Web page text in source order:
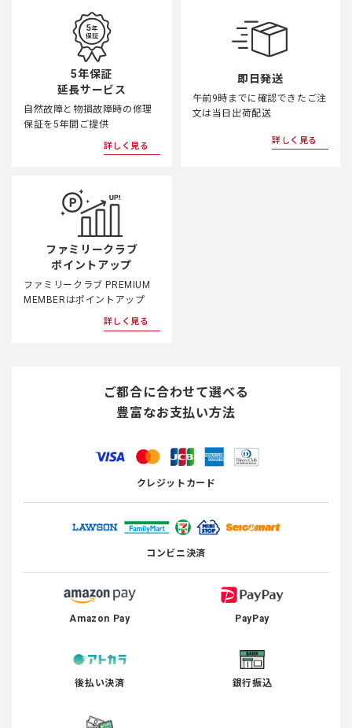
5年保証
延長サービス
自然故障と物損故障時の修理
保証を5年間ご提供
詳しく見る
即日発送
午前9時までに確認できたご注
文は当日出荷配送
詳しく見る
ファミリークラブ
ポイントアップ
ファミリークラブ PREMIUM
MEMBERはポイントアップ
詳しく見る
ご都合に合わせて選べる
豊富なお支払い方法
クレジットカード
コンビニ決済
Amazon Pay PayPay
後払い決済 銀行振込